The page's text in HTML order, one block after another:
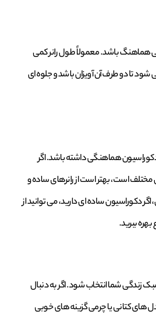
مبلی هماهنگ باشد. معمولاً طول رانر کمی
شود تا دو طرف آن آویزان باشد و جلوه‌ ای
دکوراسیون هماهنگی داشته باشد. اگر
است، بهتر است از رانرهای ساده و
دکوراسیون ساده‌ ای دارید، می‌ توانید از
ببرید.
زندگی شما انتخاب شود. اگر به دنبال
های کتانی یا چرمی گزینه‌ های خوبی